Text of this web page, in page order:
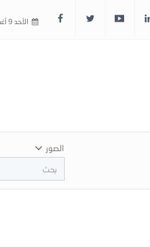
الأحد 9 أغسطس 2026 |
الصور